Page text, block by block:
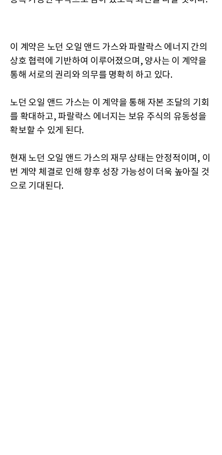
이 계약은 노던 오일 앤드 가스와 파랄락스 에너지 간의
상호 협력에 기반하여 이루어졌으며, 양사는 이 계약을
통해 서로의 권리와 의무를 명확히 하고 있다.
노던 오일 앤드 가스는 이 계약을 통해 자본 조달의 기회
를 확대하고, 파랄락스 에너지는 보유 주식의 유동성을
확보할 수 있게 된다.
현재 노던 오일 앤드 가스의 재무 상태는 안정적이며, 이
번 계약 체결로 인해 향후 성장 가능성이 더욱 높아질 것
으로 기대된다.